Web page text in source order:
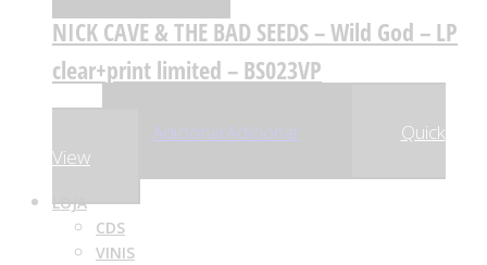
NICK CAVE & THE BAD SEEDS – Wild God – LP
clear+print limited – BS023VP
AdicionarAdicionar
Quick
View
LOJA
CDS
VINIS